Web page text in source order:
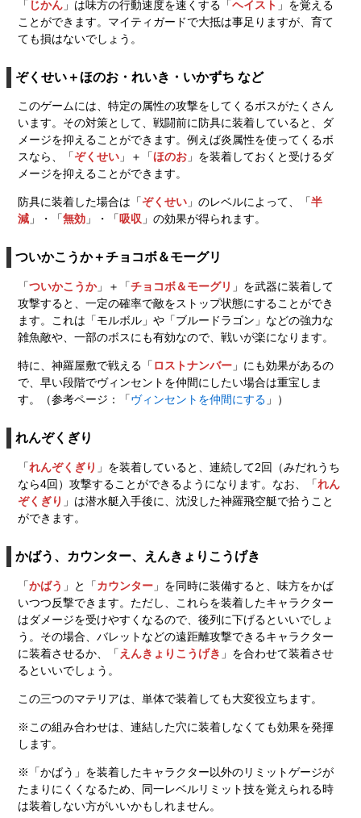
「 じかん 」は味方の行動速度を速くする「ヘイスト 」を覚える
ことができます。マイティガードで大抵は事足りますが、育て
ても損はないでしょう。
ぞくせい＋ほのお・れいき・いかずち など
このゲームには、特定の属性の攻撃をしてくるボスがたくさん
います。その対策として、戦闘前に防具に装着していると、ダ
メージを抑えることができます。例えば炎属性を使ってくるボ
スなら、「ぞくせい 」＋「ほのお 」を装着しておくと受けるダ
メージを抑えることができます。
防具に装着した場合は「ぞくせい 」のレベルによって、「半
減 」・「無効 」・「吸収 」の効果が得られます。
ついかこうか＋チョコボ＆モーグリ
「ついかこうか」＋「チョコボ＆モーグリ 」を武器に装着して
攻撃すると、一定の確率で敵をストップ状態にすることができ
ます。これは「モルボル」や「ブルードラゴン」などの強力な
雑魚敵や、一部のボスにも有効なので、戦いが楽になります。
特に、神羅屋敷で戦える「 ロストナンバー 」にも効果があるの
で、早い段階でヴィンセントを仲間にしたい場合は重宝しま
す。（参考ページ：「ヴィンセントを仲間にする 」）
れんぞくぎり
「れんぞくぎり 」を装着していると、連続して2回（みだれうち
なら4回）攻撃することができるようになります。なお、「れん
ぞくぎり 」は潜水艇入手後に、沈没した神羅飛空艇で拾うこと
ができます。
かばう、カウンター、えんきょりこうげき
「かばう 」と「カウンター 」を同時に装備すると、味方をかば
いつつ反撃できます。ただし、これらを装着したキャラクター
はダメージを受けやすくなるので、後列に下げるといいでしょ
う。その場合、バレットなどの遠距離攻撃できるキャラクター
に装着させるか、「 えんきょりこうげき 」を合わせて装着させ
るといいでしょう。
この三つのマテリアは、単体で装着しても大変役立ちます。
※この組み合わせは、連結した穴に装着しなくても効果を発揮
します。
※「かばう」を装着したキャラクター以外のリミットゲージが
たまりにくくなるため、同一レベルリミット技を覚えられる時
は装着しない方がいいかもしれません。